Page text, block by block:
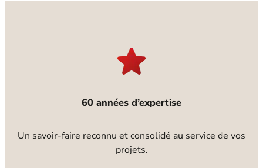
60 années d’expertise
Un savoir-faire reconnu et consolidé au service de vos
projets.